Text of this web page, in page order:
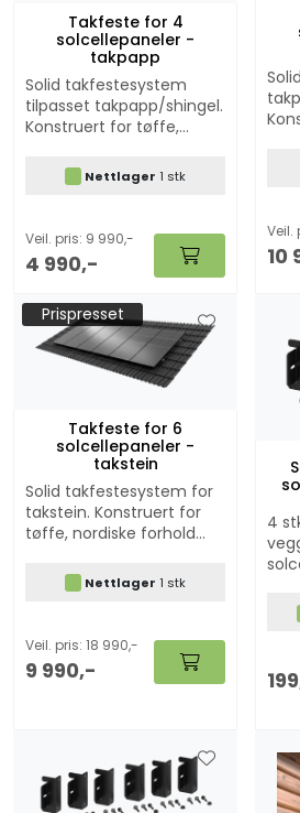
Takfeste for 4
solcellepaneler -
takpapp
Solid takfestesystem
tilpasset takpapp/shingel.
Konstruert for tøffe,
korrosjonsklasse C5-M.
Nettlager 1 stk
Veil. pris: 9 990,-
4 990,-
Veil.
10
Prispresset
Takfeste for 6
solcellepaneler -
takstein
Solid takfestesystem for
takstein. Konstruert for
tøffe, nordiske forhold
Nettlager 1 stk
Veil. pris: 18 990,-
9 990,-
4